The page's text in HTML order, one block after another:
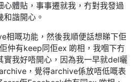
心體貼，事事遷就我，冇對我發過
和諧開心。
相嘅功能，然後我順便話想睇下佢
仲有keep同佢ex 啲相，我嗰下冇
實我好唔開心，因為我一早就del曬
，覺得archive係放唔低嘅表